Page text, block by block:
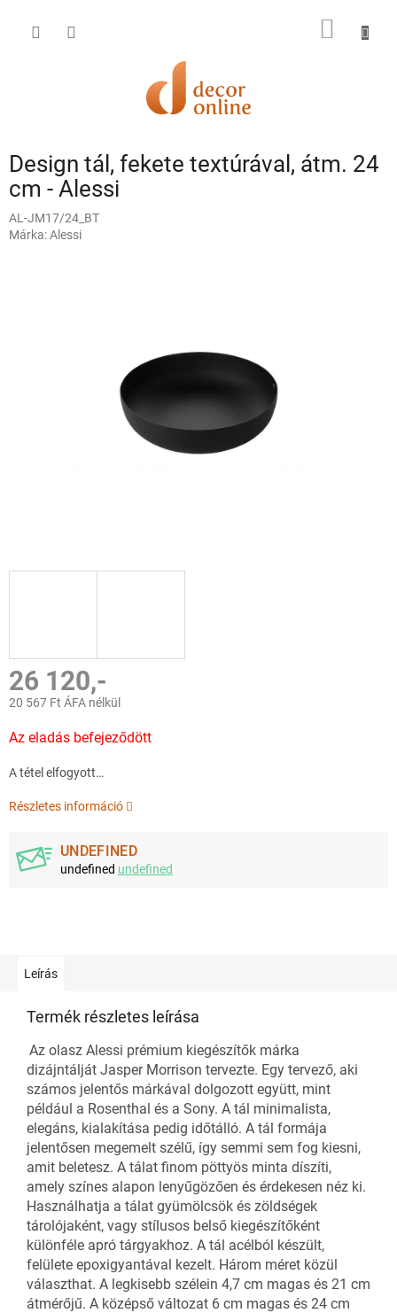
KOSÁR
Design tál, fekete textúrával, átm. 24
cm - Alessi
AL-JM17/24_BT
Márka:Alessi
26 120,-
20 567 Ft ÁFA nélkül
Az eladás befejeződött
A tétel elfogyott…
Részletes információ
UNDEFINED
undefined undefined
Leírás
Termék részletes leírása
Az olasz Alessi prémium kiegészítők márka
dizájntálját Jasper Morrison tervezte. Egy tervező, aki
számos jelentős márkával dolgozott együtt, mint
például a Rosenthal és a Sony. A tál minimalista,
elegáns, kialakítása pedig időtálló. A tál formája
jelentősen megemelt szélű, így semmi sem fog kiesni,
amit beletesz. A tálat finom pöttyös minta díszíti,
amely színes alapon lenyűgözően és érdekesen néz ki.
Használhatja a tálat gyümölcsök és zöldségek
tárolójaként, vagy stílusos belső kiegészítőként
különféle apró tárgyakhoz. A tál acélból készült,
felülete epoxigyantával kezelt. Három méret közül
választhat. A legkisebb szélein 4,7 cm magas és 21 cm
átmérőjű. A középső változat 6 cm magas és 24 cm